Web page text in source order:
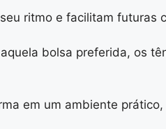
ritmo e facilitam futuras
bolsa preferida, os
em um ambiente